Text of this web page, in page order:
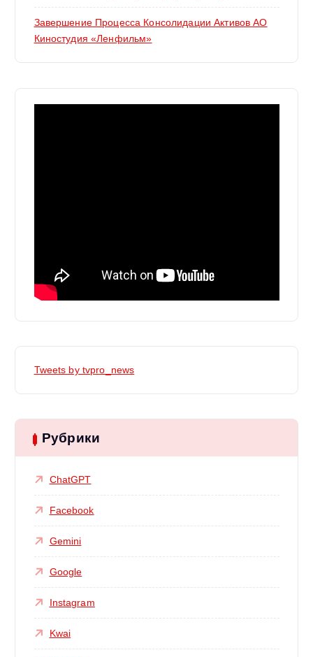
Завершение Процесса Консолидации Активов АО
Киностудия «Ленфильм»
Tweets by tvpro_news
Рубрики
ChatGPT
Facebook
Gemini
Google
Instagram
Kwai